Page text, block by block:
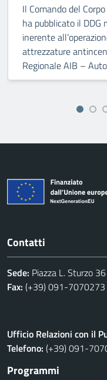
Il Comando del
ha pubblicato il
inerente
attrezzature
Regionale AIB –
Contatti
Sede: Piazza L. Sturzo
Fax: (+39) 091-7070273
Ufficio Relazioni con il
Telefono: (+39) 091-
Programmi